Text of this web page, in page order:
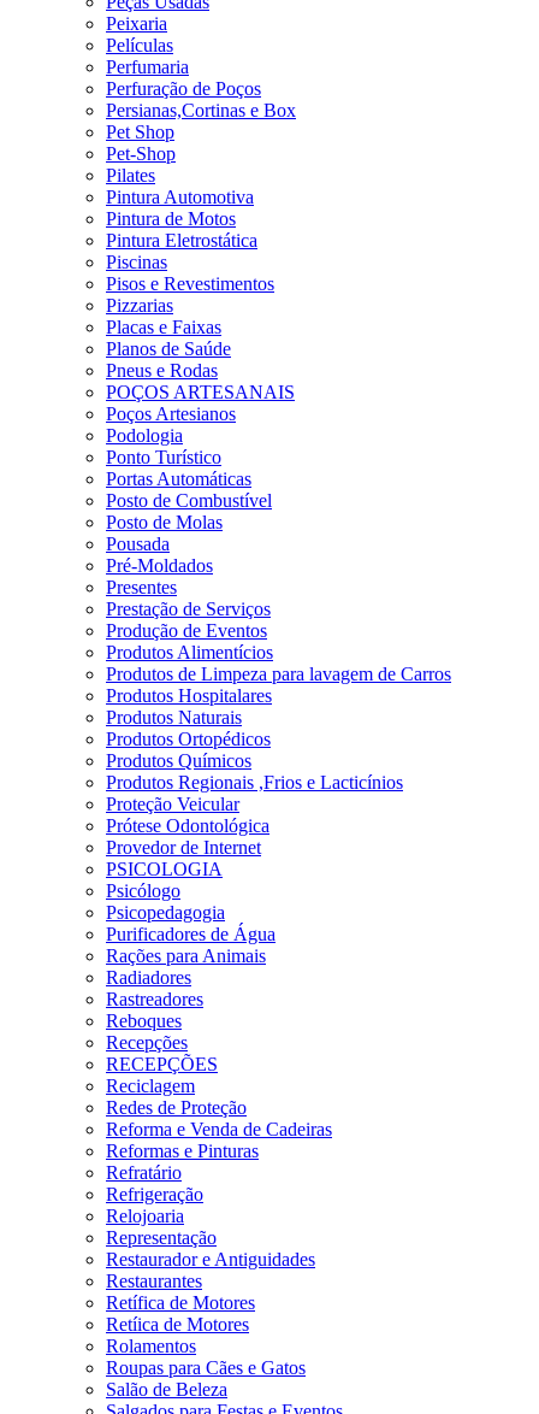
Peixaria
Películas
Perfumaria
Perfuração de Poços
Persianas,Cortinas e Box
Pet Shop
Pet-Shop
Pilates
Pintura Automotiva
Pintura de Motos
Pintura Eletrostática
Piscinas
Pisos e Revestimentos
Pizzarias
Placas e Faixas
Planos de Saúde
Pneus e Rodas
POÇOS ARTESANAIS
Poços Artesianos
Podologia
Ponto Turístico
Portas Automáticas
Posto de Combustível
Posto de Molas
Pousada
Pré-Moldados
Presentes
Prestação de Serviços
Produção de Eventos
Produtos Alimentícios
Produtos de Limpeza para lavagem de Carros
Produtos Hospitalares
Produtos Naturais
Produtos Ortopédicos
Produtos Químicos
Produtos Regionais ,Frios e Lacticínios
Proteção Veicular
Prótese Odontológica
Provedor de Internet
PSICOLOGIA
Psicólogo
Psicopedagogia
Purificadores de Água
Rações para Animais
Radiadores
Rastreadores
Reboques
Recepções
RECEPÇÕES
Reciclagem
Redes de Proteção
Reforma e Venda de Cadeiras
Reformas e Pinturas
Refratário
Refrigeração
Relojoaria
Representação
Restaurador e Antiguidades
Restaurantes
Retífica de Motores
Retíica de Motores
Rolamentos
Roupas para Cães e Gatos
Salão de Beleza